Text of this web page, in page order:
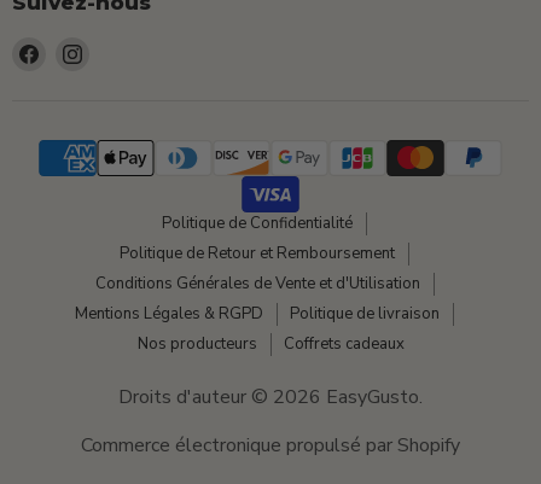
Trouvez-
Politique de Confidentialité
Politique de Retour et Remboursement
Conditions Générales de Vente et d'Utilisation
Mentions Légales & RGPD
Politique de livraison
Nos producteurs
Coffrets cadeaux
Droits d'auteur © 2026 EasyGusto.
Commerce électronique propulsé par Shopify